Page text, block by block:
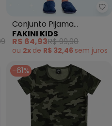
Kids - Pijama Meia Malha
Conjunto Pijama
Camiseta e Bermuda
(Azul)
FAKINI KIDS
R$ 64,93R$ 99,90
ou 2x de R$ 32,46 sem juros
-61%